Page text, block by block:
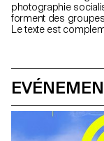
photographie
forment des
Le texte est
un magazine agrafé
un livre.